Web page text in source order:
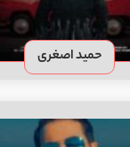
حمید اصغری